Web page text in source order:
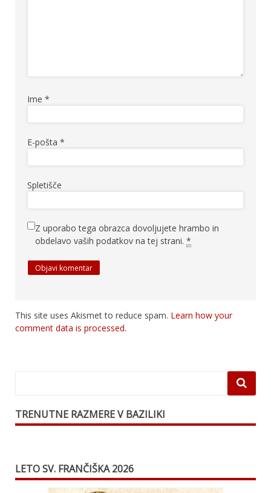
Ime *
E-pošta *
Spletišče
Z uporabo tega obrazca dovoljujete hrambo in
obdelavo vaših podatkov na tej strani. *
This site uses Akismet to reduce spam. Learn how your
comment data is processed.
TRENUTNE RAZMERE V BAZILIKI
LETO SV. FRANČIŠKA 2026